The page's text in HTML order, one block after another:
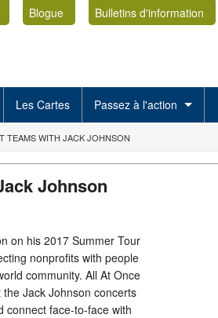
Blogue
Bulletins d'information
Les Cartes Passez à l'action
TEAMS WITH JACK JOHNSON
Johnson
on his 2017 Summer Tour
nonprofits with people
community. All At Once
the Jack Johnson concerts
connect face-to-face with